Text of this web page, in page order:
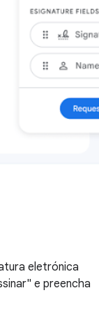
eletrónica
e preencha